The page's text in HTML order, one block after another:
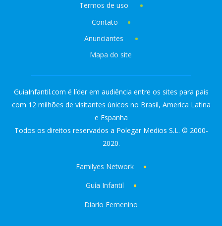
Termos de uso
Contato
Anunciantes
Mapa do site
GuiaInfantil.com é líder em audiência entre os sites para pais
com 12 milhões de visitantes únicos no Brasil, America Latina
e Espanha
Todos os direitos reservados a Polegar Medios S.L. © 2000-
2020.
Familyes Network
Guía Infantil
Diario Femenino